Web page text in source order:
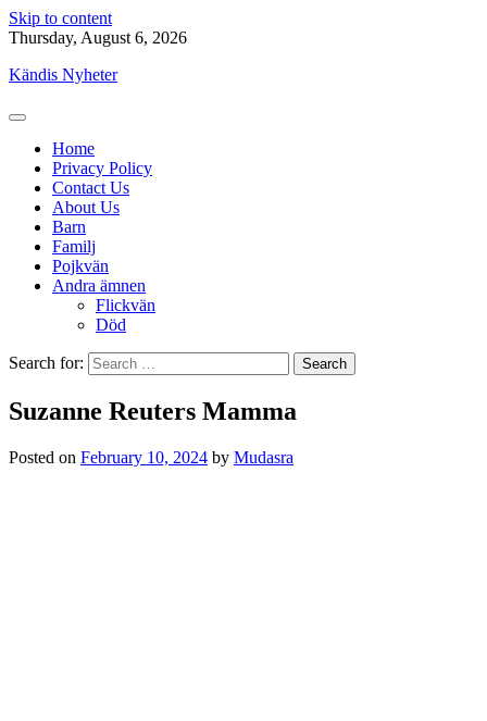
Skip to content
Thursday, August 6, 2026
Kändis Nyheter
Home
Privacy Policy
Contact Us
About Us
Barn
Familj
Pojkvän
Andra ämnen
Flickvän
Död
Search for:
Suzanne Reuters Mamma
Posted on February 10, 2024 by Mudasra